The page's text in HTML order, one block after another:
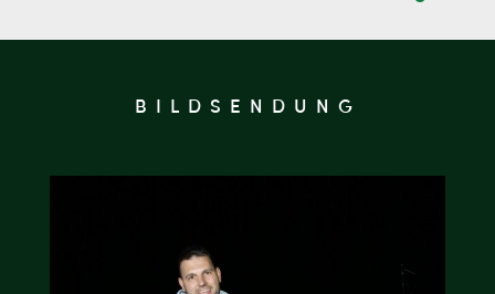
BILDSENDUNG